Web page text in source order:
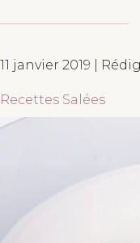
11 janvier 2019 |
Recettes Salées